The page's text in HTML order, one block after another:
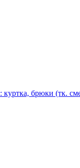
брюки (тк.